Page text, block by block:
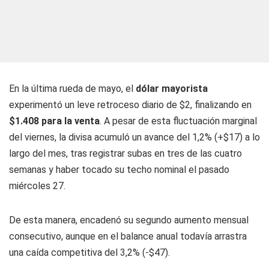
En la última rueda de mayo, el dólar mayorista
experimentó un leve retroceso diario de $2, finalizando en
$1.408 para la venta. A pesar de esta fluctuación marginal
del viernes, la divisa acumuló un avance del 1,2% (+$17) a lo
largo del mes, tras registrar subas en tres de las cuatro
semanas y haber tocado su techo nominal el pasado
miércoles 27.
De esta manera, encadenó su segundo aumento mensual
consecutivo, aunque en el balance anual todavía arrastra
una caída competitiva del 3,2% (-$47).